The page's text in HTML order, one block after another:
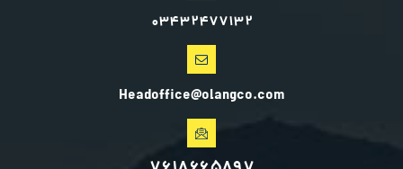
۰۳۴۳۲۴۷۷۱۳۲
Headoffice@olangco.com